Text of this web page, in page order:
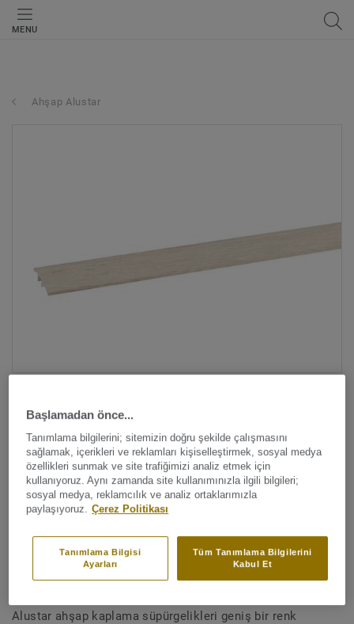
MENU
Ahşap Alustar
Tüm renkleri görüntüleyin (39)
Ahşap Alustar - OAK CLOUD
GREY
Alustar ahşap kaplama süpürgelikleri geniş bir renk
Başlamadan önce...
Tanımlama bilgilerini; sitemizin doğru şekilde çalışmasını
sağlamak, içerikleri ve reklamları kişiselleştirmek, sosyal medya
özellikleri sunmak ve site trafiğimizi analiz etmek için
kullanıyoruz. Aynı zamanda site kullanımınızla ilgili bilgileri;
sosyal medya, reklamcılık ve analiz ortaklarımızla
paylaşıyoruz. Çerez Politikası
Tüm Tanımlama Bilgilerini
Kabul Et
Tanımlama Bilgisi
Ayarları